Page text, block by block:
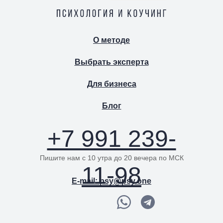
О методе
Выбрать эксперта
Для бизнеса
+7 991 239-
11-98
Пишите нам с 10 утра до 20 вечера по МСК
E-mail: psy@psy.one
Блог